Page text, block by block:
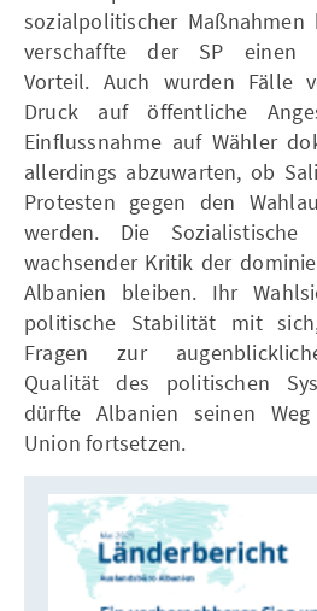
sozialpolitischer
verschaffte der SP einen
Vorteil. Auch wurden Fälle
Druck auf öffentliche
Einflussnahme auf Wähler
allerdings abzuwarten, ob
Protesten gegen den
werden. Die
wachsender Kritik der
Albanien bleiben. Ihr
politische Stabilität mit
Fragen zur
Qualität des politischen
dürfte Albanien seinen
Union fortsetzen.